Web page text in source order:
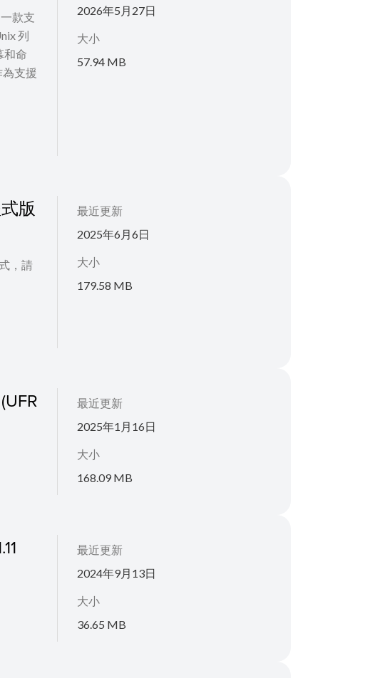
款支
列
和命
支援
2026年5月27日
大小
57.94 MB
版
，請
最近更新
2025年6月6日
大小
179.58 MB
最近更新
2025年1月16日
大小
168.09 MB
最近更新
2024年9月13日
大小
36.65 MB